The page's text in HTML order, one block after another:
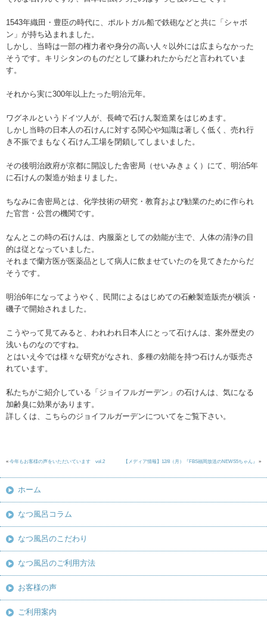
1543年織田・豊臣の時代に、ポルトガル船で鉄砲などと共に「シャボ
ン」が持ち込まれました。
しかし、当時は一部の権力者や身分の高い人々以外には広まらなかった
そうです。キリシタンのものだとして嫌われたからだと言われていま
す。
それから実に300年以上たった明治元年。
ワグネルというドイツ人が、長崎で石けん製造業をはじめます。
しかし当時の日本人の石けんに対する関心や知識は著しく低く、売れ行
き不振でまもなく石けん工場を閉鎖してしまいました。
その後明治政府が京都に開設した舎密局（せいみきょく）にて、明治5年
に石けんの製造が始まりました。
ちなみに舎密局とは、化学技術の研究・教育および勧業のために作られ
た官営・公営の機関です。
なんとこの時の石けんは、内服薬としての効能が主で、人体の清浄の目
的は従となっていました。
それまで蘭方医が医薬品として病人に飲ませていたのを見てきたからだ
そうです。
明治6年になってようやく、民間によるはじめての石鹸製造販売が横浜・
磯子で開始されました。
こうやって見てみると、われわれ日本人にとって石けんは、案外歴史の
浅いものなのですね。
とはいえ今では様々な研究がなされ、多種の効能を持つ石けんが販売さ
れています。
私たちがご紹介している「ジョイフルガーデン」の石けんは、気になる
加齢臭に効果があります。
詳しくは、こちらのジョイフルガーデンについてをご覧下さい。
« 今年もお客様の声をいただいています vol.2 【メディア情報】12/8（月）『FBS福岡放送のNEWS5ちゃん』 »
ホーム
なつ風呂コラム
なつ風呂のこだわり
なつ風呂のご利用方法
お客様の声
ご利用案内